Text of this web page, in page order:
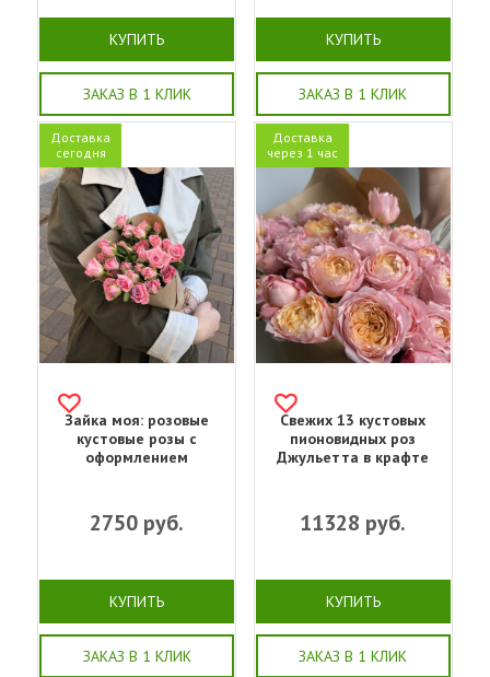
КУПИТЬ
ЗАКАЗ В 1 КЛИК
КУПИТЬ
ЗАКАЗ В 1 КЛИК
Доставка
сегодня
Зайка моя: розовые
кустовые розы с
оформлением
2750 руб.
КУПИТЬ
ЗАКАЗ В 1 КЛИК
Доставка
через 1 час
Свежих 13 кустовых
пионовидных роз
Джульетта в крафте
11328 руб.
КУПИТЬ
ЗАКАЗ В 1 КЛИК